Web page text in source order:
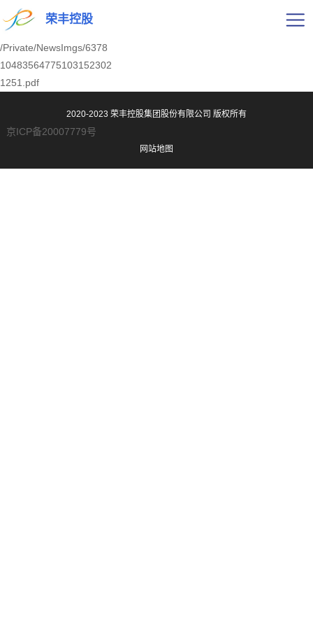
荣丰控股
/Private/NewsImgs/6378
10483564775103152302
1251.pdf
2020-2023 荣丰控股集团股份有限公司 版权所有
京ICP备20007779号
网站地图